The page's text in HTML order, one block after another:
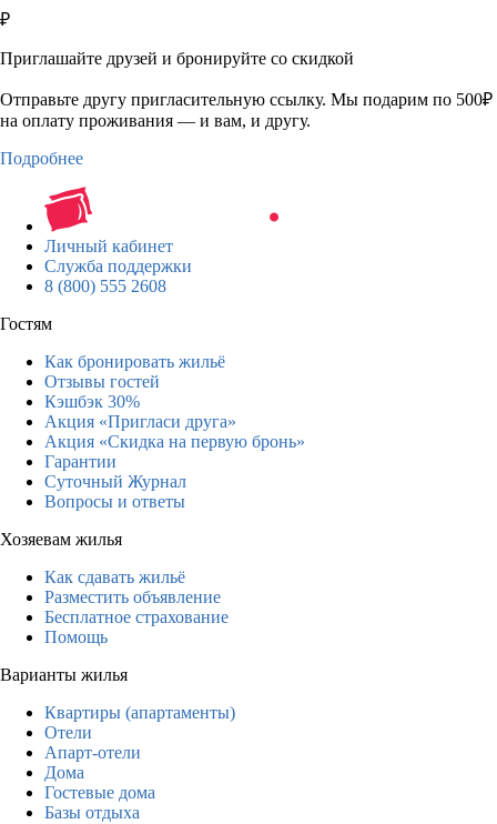
₽
Приглашайте друзей и бронируйте со скидкой
Отправьте другу пригласительную ссылку. Мы подарим по 500₽
на оплату проживания — и вам, и другу.
Подробнее
Личный кабинет
Служба поддержки
8 (800) 555 2608
Гостям
Как бронировать жильё
Отзывы гостей
Кэшбэк 30%
Акция «Пригласи друга»
Акция «Скидка на первую бронь»
Гарантии
Суточный Журнал
Вопросы и ответы
Хозяевам жилья
Как сдавать жильё
Разместить объявление
Бесплатное страхование
Помощь
Варианты жилья
Квартиры (апартаменты)
Отели
Апарт-отели
Дома
Гостевые дома
Базы отдыха